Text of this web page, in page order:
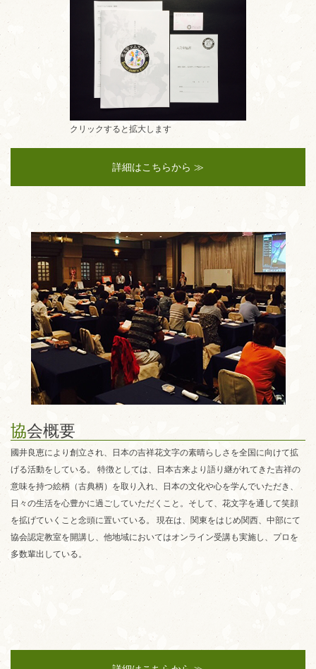
クリックすると拡大します
詳細はこちらから ≫
協会概要
國井良恵により創立され、日本の吉祥花文字の素晴らしさを全国に向けて拡
げる活動をしている。 特徴としては、日本古来より語り継がれてきた吉祥の
意味を持つ絵柄（古典柄）を取り入れ、日本の文化や心を学んでいただき、
日々の生活を心豊かに過ごしていただくこと。そして、花文字を通して笑顔
を拡げていくこと念頭に置いている。 現在は、関東をはじめ関西、中部にて
協会認定教室を開講し、他地域においてはオンライン受講も実施し、プロを
多数輩出している。